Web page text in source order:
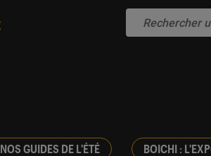
NOS GUIDES DE L'ÉTÉ BOICHI :